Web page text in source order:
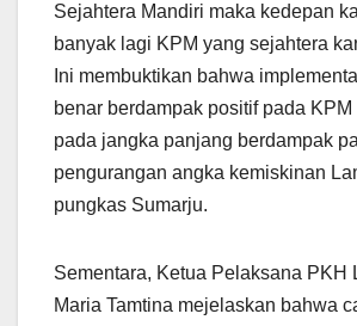
Sejahtera Mandiri maka kedepan
banyak lagi KPM yang sejahtera
Ini membuktikan bahwa
benar berdampak positif pada
pada jangka panjang berdampak
pengurangan angka kemiskinan
pungkas Sumarju.
Sementara, Ketua Pelaksana PKH
Maria Tamtina mejelaskan bahwa